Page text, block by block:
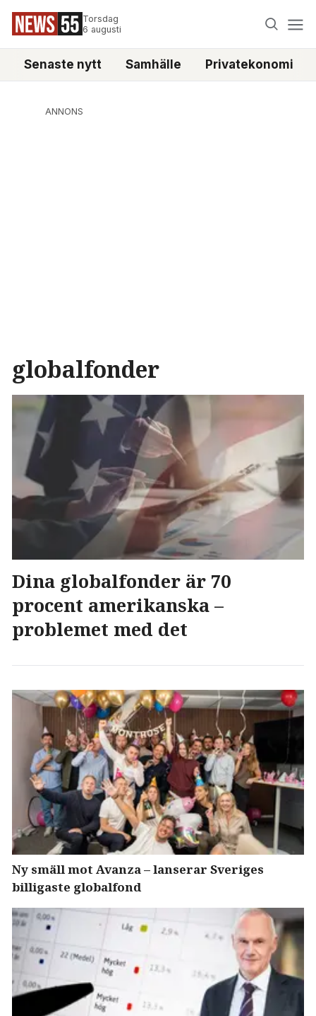
Torsdag
6 augusti
Senaste nytt Samhälle Privatekonomi
ANNONS
globalfonder
Dina globalfonder är 70
procent amerikanska –
problemet med det
Ny smäll mot Avanza – lanserar Sveriges
billigaste globalfond